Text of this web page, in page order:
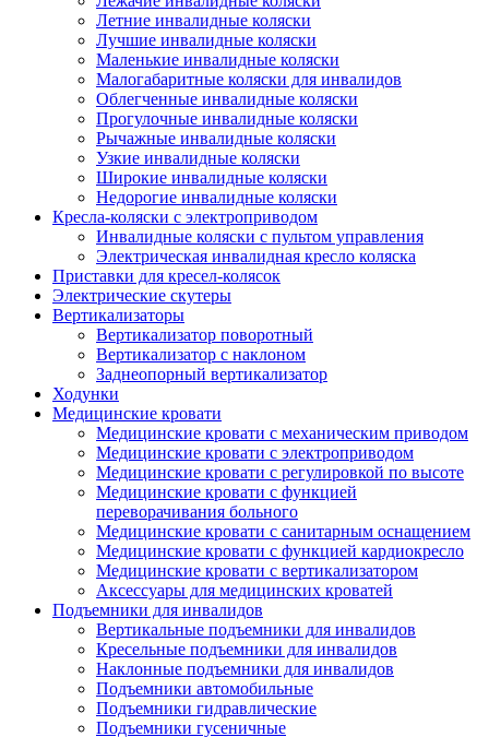
Летние инвалидные коляски
Лучшие инвалидные коляски
Маленькие инвалидные коляски
Малогабаритные коляски для инвалидов
Облегченные инвалидные коляски
Прогулочные инвалидные коляски
Рычажные инвалидные коляски
Узкие инвалидные коляски
Широкие инвалидные коляски
Недорогие инвалидные коляски
Кресла-коляски с электроприводом
Инвалидные коляски с пультом управления
Электрическая инвалидная кресло коляска
Приставки для кресел-колясок
Электрические скутеры
Вертикализаторы
Вертикализатор поворотный
Вертикализатор с наклоном
Заднеопорный вертикализатор
Ходунки
Медицинские кровати
Медицинские кровати с механическим приводом
Медицинские кровати с электроприводом
Медицинские кровати с регулировкой по высоте
Медицинские кровати с функцией
переворачивания больного
Медицинские кровати с санитарным оснащением
Медицинские кровати с функцией кардиокресло
Медицинские кровати с вертикализатором
Аксессуары для медицинских кроватей
Подъемники для инвалидов
Вертикальные подъемники для инвалидов
Кресельные подъемники для инвалидов
Наклонные подъемники для инвалидов
Подъемники автомобильные
Подъемники гидравлические
Подъемники гусеничные